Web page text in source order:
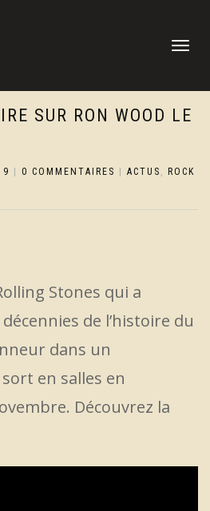
DÉPLIER
SUR RON WOOD LE
0 COMMENTAIRES ACTUS ,
ROCK
Stones qui a
de l’histoire du
dans un
en salles en
Découvrez la